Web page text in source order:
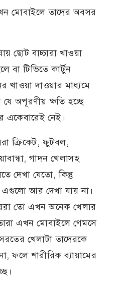
মোবাইলে তাদের অবসর
ছোট বাচ্চারা খাওয়া
বা টিভিতে কার্টুন
খাওয়া দাওয়ার মাধ্যমে
যে অপূরণীয় ক্ষতি হচ্ছে
একেবারেই নেই।
ক্রিকেট, ফুটবল,
গাদন খেলাসহ
দেখা যেতো, কিন্তু
আর দেখা যায় না।
তো এখন অনেক খেলার
এখন মোবাইলে গেমসে
খেলাটা তাদেরকে
ফলে শারীরিক ব্যায়ামের